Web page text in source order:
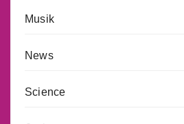
Musik
News
Science